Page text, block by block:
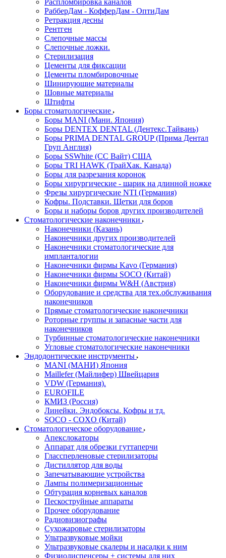
Распломбировка каналов
РабберДам - КофферДам - ОптиДам
Ретракция десны
Рентген
Слепочные массы
Слепочные ложки.
Стерилизация
Цементы для фиксации
Цементы пломбировочные
Шинирующие материалы
Шовные материалы
Штифты
Боры стоматологические
Боры MANI (Мани. Япония)
Боры DENTEX DENTAL (Дентекс.Тайвань)
Боры PRIMA DENTAL GROUP (Прима Дентал
Груп Англия)
Боры SSWhite (СС Вайт) США
Боры TRI HAWK (ТрайХак. Канада)
Боры для разрезания коронок
Боры хирургические - шарик на длинной ножке
Фрезы хирургические NTI (Германия)
Кофры. Подставки. Щетки для боров
Боры и наборы боров других производителей
Стоматологические наконечники
Наконечники (Казань)
Наконечники других производителей
Наконечники стоматологические для
импланталогии
Наконечники фирмы Kavo (Германия)
Наконечники фирмы SOCO (Китай)
Наконечники фирмы W&H (Австрия)
Оборудование и средства для тех.обслуживания
наконечников
Прямые стоматологические наконечники
Роторные группы и запасные части для
наконечников
Турбинные стоматологические наконечники
Угловые стоматологические наконечники
Эндодонтические инструменты
MANI (МАНИ) Япония
Maillefer (Майлифер) Швейцария
VDW (Германия).
EUROFILE
КМИЗ (Россия)
Линейки. Эндобоксы. Кофры и тд.
SOCO - COXO (Китай)
Стоматологическое оборудование
Апекслокаторы
Аппарат для обрезки гуттаперчи
Глассперленовые стерилизаторы
Дистиллятор для воды
Запечатывающие устройства
Лампы полимеризационные
Обтурация корневых каналов
Пескоструйные аппараты
Прочее оборудование
Радиовизиографы
Сухожаровые стерилизаторы
Ультразвуковые мойки
Ультразвуковые скалеры и насадки к ним
Физиодиспенсеры + системы для них